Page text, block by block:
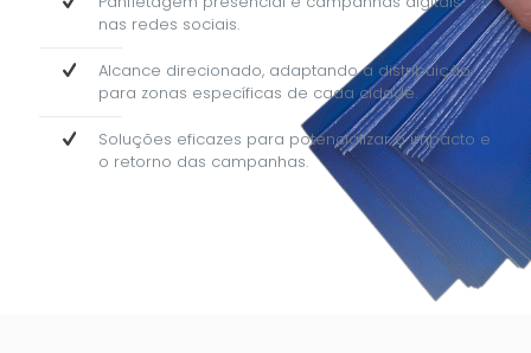
nas redes sociais.
Alcance direcionado, adaptando a distribuição
para zonas específicas de cada cidade.
Soluções eficazes para potencializar o impacto e
o retorno das campanhas.